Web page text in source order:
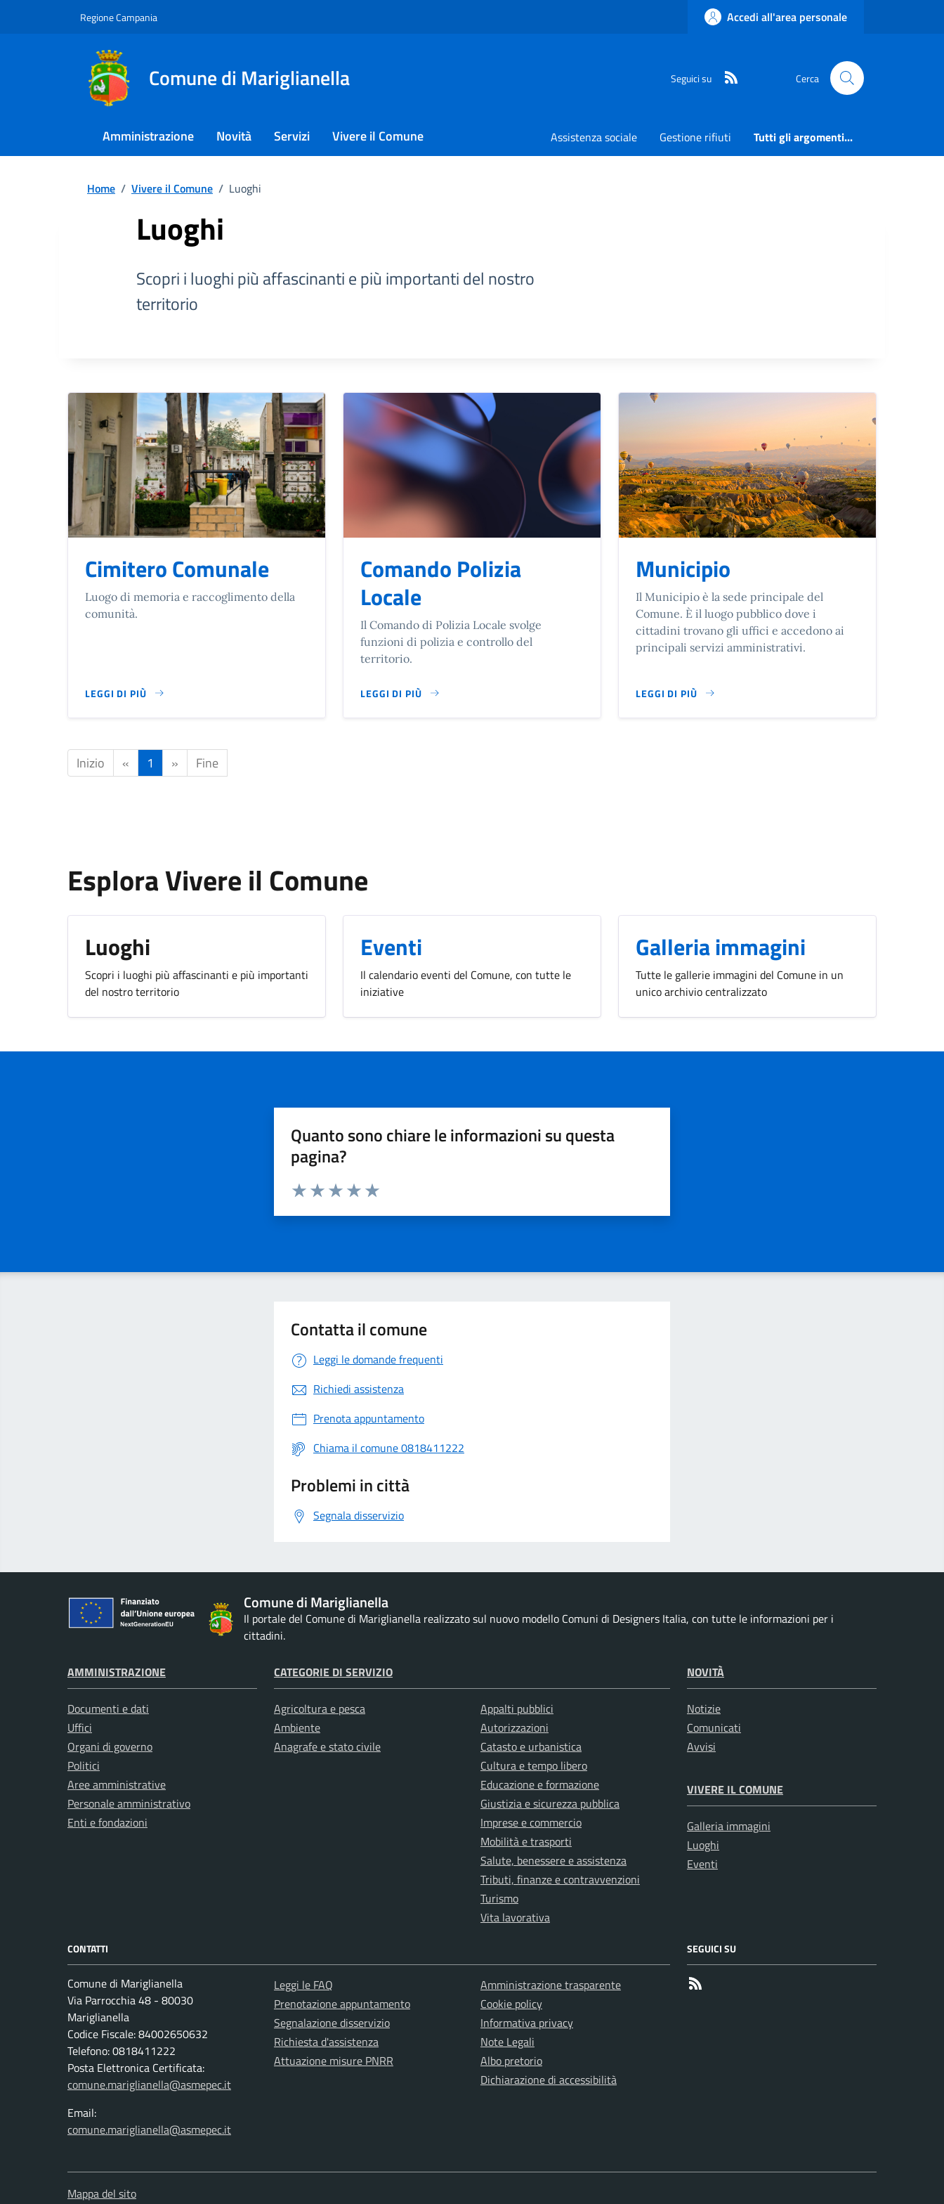
Regione Campania Accedi all'area personale
Comune di Mariglianella Seguici su Cerca
Amministrazione Novità Servizi Vivere il Comune Assistenza sociale Gestione rifiuti Tutti gli argomenti...
Home / Vivere il Comune / Luoghi
Luoghi
Scopri i luoghi più affascinanti e più importanti del nostro
territorio
Cimitero Comunale
Luogo di memoria e raccoglimento della
comunità.
LEGGI DI PIÙ
SU CIMITERO COMUNALE
Comando Polizia
Locale
Il Comando di Polizia Locale svolge
funzioni di polizia e controllo del
territorio.
LEGGI DI PIÙ
SU COMANDO POLIZIA LOCALE
Municipio
Il Municipio è la sede principale del
Comune. È il luogo pubblico dove i
cittadini trovano gli uffici e accedono ai
principali servizi amministrativi.
LEGGI DI PIÙ
SU MUNICIPIO
Inizio « 1 » Fine
Esplora Vivere il Comune
Luoghi
Scopri i luoghi più affascinanti e più importanti
del nostro territorio
Eventi
Il calendario eventi del Comune, con tutte le
iniziative
Galleria immagini
Tutte le gallerie immagini del Comune in un
unico archivio centralizzato
Quanto sono chiare le informazioni su questa
pagina?
Valuta da 1 a 5 stelle la pagina
Contatta il comune
Leggi le domande frequenti
Richiedi assistenza
Prenota appuntamento
Chiama il comune 0818411222
Problemi in città
Segnala disservizio
Comune di Mariglianella
Il portale del Comune di Mariglianella realizzato sul nuovo modello Comuni di Designers Italia, con tutte le informazioni per i
cittadini.
AMMINISTRAZIONE
Documenti e dati
Uffici
Organi di governo
Politici
Aree amministrative
Personale amministrativo
Enti e fondazioni
CATEGORIE DI SERVIZIO
Agricoltura e pesca
Ambiente
Anagrafe e stato civile
Appalti pubblici
Autorizzazioni
Catasto e urbanistica
Cultura e tempo libero
Educazione e formazione
Giustizia e sicurezza pubblica
Imprese e commercio
Mobilità e trasporti
Salute, benessere e assistenza
Tributi, finanze e contravvenzioni
Turismo
Vita lavorativa
NOVITÀ
Notizie
Comunicati
Avvisi
VIVERE IL COMUNE
Galleria immagini
Luoghi
Eventi
CONTATTI
Comune di Mariglianella
Via Parrocchia 48 - 80030
Mariglianella
Codice Fiscale: 84002650632
Telefono: 0818411222
Posta Elettronica Certificata:
comune.mariglianella@asmepec.it
Email:
comune.mariglianella@asmepec.it
Leggi le FAQ
Prenotazione appuntamento
Segnalazione disservizio
Richiesta d'assistenza
Attuazione misure PNRR
Amministrazione trasparente
Cookie policy
Informativa privacy
Note Legali
Albo pretorio
Dichiarazione di accessibilità
SEGUICI SU
Mappa del sito